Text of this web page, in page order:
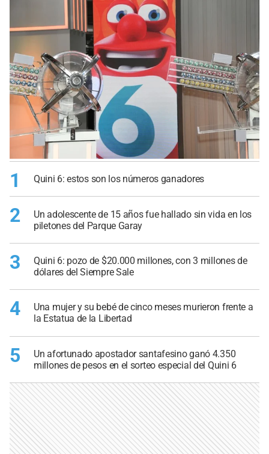
1 Quini 6: estos son los números ganadores
2
Un adolescente de 15 años fue hallado sin vida en los
piletones del Parque Garay
3
Quini 6: pozo de $20.000 millones, con 3 millones de
dólares del Siempre Sale
4
Una mujer y su bebé de cinco meses murieron frente a
la Estatua de la Libertad
5
Un afortunado apostador santafesino ganó 4.350
millones de pesos en el sorteo especial del Quini 6